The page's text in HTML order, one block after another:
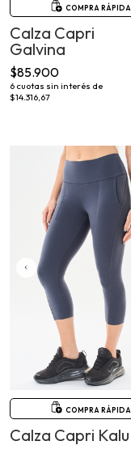
COMPRA RÁPIDA
Calza Capri
Galvina
$85.900
6 cuotas sin interés de
$14.316,67
COMPRA RÁPIDA
Calza Capri Kalu